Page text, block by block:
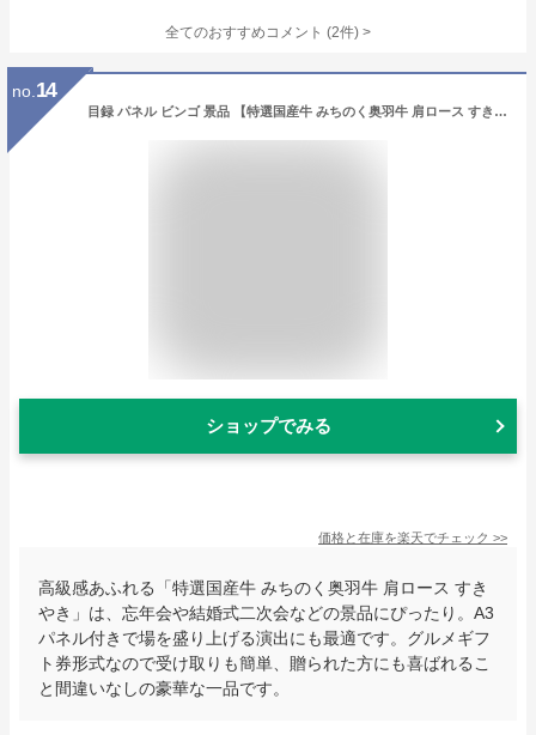
全てのおすすめコメント (2件) >
no. 14
目録 パネル ビンゴ 景品 【特選国産牛 みちのく奥羽牛 肩ロース すきやき】A3パネル ビンゴ景品 グルメギフト券 パネル付 忘年会 結婚式 二次会 抽選会 ゴルフ コンペ 景品
ショップでみる
価格と在庫を楽天でチェック >>
高級感あふれる「特選国産牛 みちのく奥羽牛 肩ロース すき
やき」は、忘年会や結婚式二次会などの景品にぴったり。A3
パネル付きで場を盛り上げる演出にも最適です。グルメギフ
ト券形式なので受け取りも簡単、贈られた方にも喜ばれるこ
と間違いなしの豪華な一品です。